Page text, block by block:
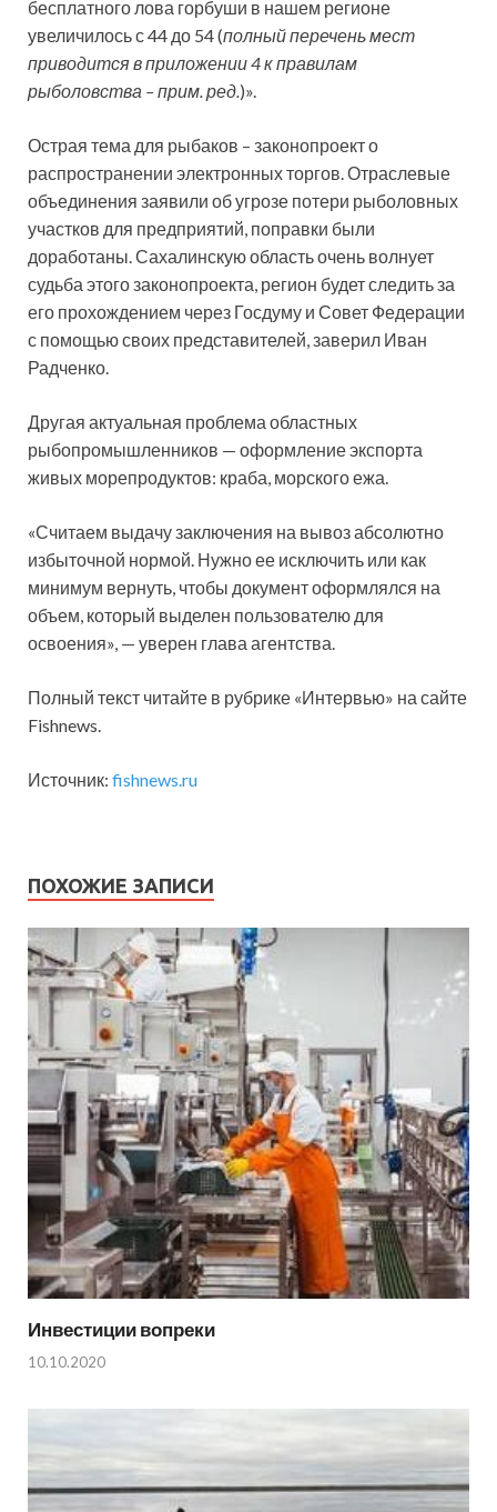
бесплатного лова горбуши в нашем регионе
увеличилось с 44 до 54 (полный перечень мест
приводится в приложении 4 к правилам
рыболовства – прим. ред. )».
Острая тема для рыбаков – законопроект о
распространении электронных торгов. Отраслевые
объединения заявили об угрозе потери рыболовных
участков для предприятий, поправки были
доработаны. Сахалинскую область очень волнует
судьба этого законопроекта, регион будет следить за
его прохождением через Госдуму и Совет Федерации
с помощью своих представителей, заверил Иван
Радченко.
Другая актуальная проблема областных
рыбопромышленников — оформление экспорта
живых морепродуктов: краба, морского ежа.
«Считаем выдачу заключения на вывоз абсолютно
избыточной нормой. Нужно ее исключить или как
минимум вернуть, чтобы документ оформлялся на
объем, который выделен пользователю для
освоения», — уверен глава агентства.
Полный текст читайте в рубрике «Интервью» на сайте
Fishnews.
Источник: fishnews.ru
ПОХОЖИЕ ЗАПИСИ
Инвестиции вопреки
10.10.2020